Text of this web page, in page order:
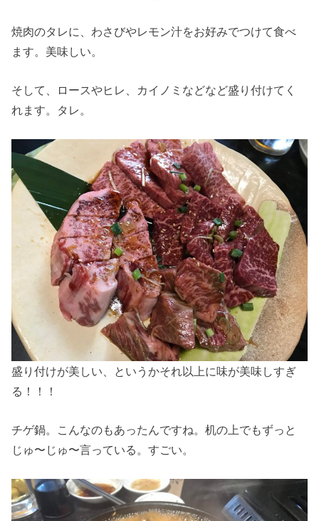
焼肉のタレに、わさびやレモン汁をお好みでつけて食べ
ます。美味しい。
そして、ロースやヒレ、カイノミなどなど盛り付けてく
れます。タレ。
盛り付けが美しい、というかそれ以上に味が美味しすぎ
る！！！
チゲ鍋。こんなのもあったんですね。机の上でもずっと
じゅ〜じゅ〜言っている。すごい。